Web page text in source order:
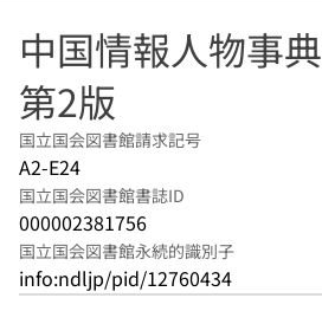
中国情報人物事典
第2版
国立国会図書館請求記号
A2-E24
国立国会図書館書誌ID
000002381756
国立国会図書館永続的識別子
info:ndljp/pid/12760434